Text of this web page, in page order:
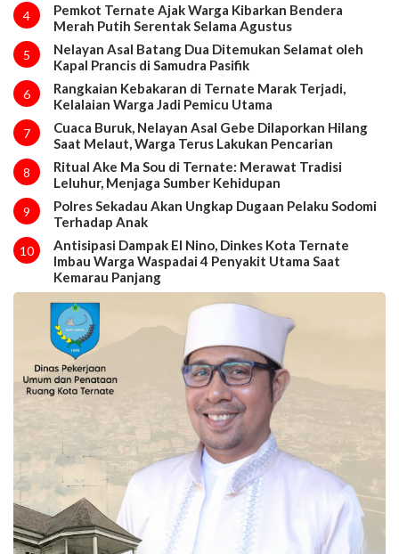
4
Pemkot Ternate Ajak Warga Kibarkan Bendera
Merah Putih Serentak Selama Agustus
5
Nelayan Asal Batang Dua Ditemukan Selamat oleh
Kapal Prancis di Samudra Pasifik
6
Rangkaian Kebakaran di Ternate Marak Terjadi,
Kelalaian Warga Jadi Pemicu Utama
7
Cuaca Buruk, Nelayan Asal Gebe Dilaporkan Hilang
Saat Melaut, Warga Terus Lakukan Pencarian
8
Ritual Ake Ma Sou di Ternate: Merawat Tradisi
Leluhur, Menjaga Sumber Kehidupan
9
Polres Sekadau Akan Ungkap Dugaan Pelaku Sodomi
Terhadap Anak
10
Antisipasi Dampak El Nino, Dinkes Kota Ternate
Imbau Warga Waspadai 4 Penyakit Utama Saat
Kemarau Panjang